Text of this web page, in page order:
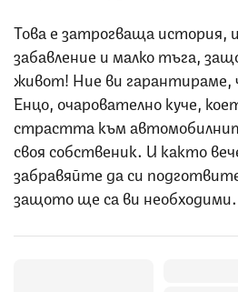
Това е затрогваща история,
забавление и малко тъга,
живот! Ние ви гарантираме,
Енцо, очарователно куче,
страстта към
своя собственик. И както
забравяйте да си
защото ще са ви